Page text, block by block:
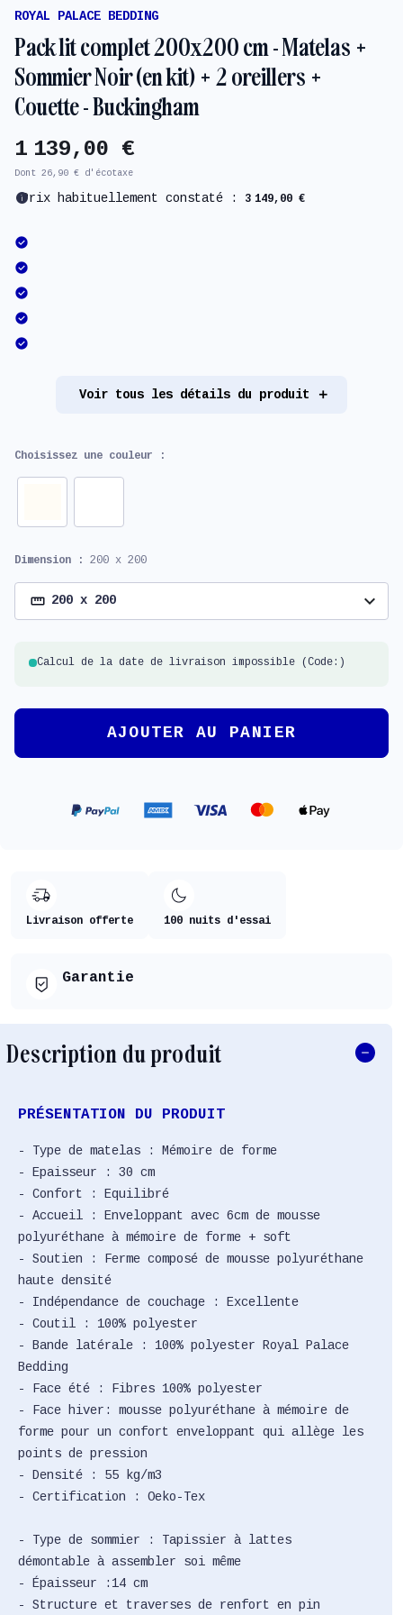
ROYAL PALACE BEDDING
Pack lit complet 200x200 cm - Matelas +
Sommier Noir (en kit) + 2 oreillers +
Couette - Buckingham
1 139,00 €
Dont 26,90 € d'écotaxe
infoPrix habituellement constaté : 3 149,00 €
Voir tous les détails du produit
Choisissez une couleur :
Dimension : 200 x 200
200 x 200 expand_more
Calcul de la date de livraison impossible (Code:)
AJOUTER AU PANIER
Livraison offerte 100 nuits d'essai
Garantie
Description du produit
PRÉSENTATION DU PRODUIT
- Type de matelas : Mémoire de forme
- Epaisseur : 30 cm
- Confort : Equilibré
- Accueil : Enveloppant avec 6cm de mousse
polyuréthane à mémoire de forme + soft
- Soutien : Ferme composé de mousse polyuréthane
haute densité
- Indépendance de couchage : Excellente
- Coutil : 100% polyester
- Bande latérale : 100% polyester Royal Palace
Bedding
- Face été : Fibres 100% polyester
- Face hiver: mousse polyuréthane à mémoire de
forme pour un confort enveloppant qui allège les
points de pression
- Densité : 55 kg/m3
- Certification : Oeko-Tex
- Type de sommier : Tapissier à lattes
démontable à assembler soi même
- Épaisseur :14 cm
- Structure et traverses de renfort en pin